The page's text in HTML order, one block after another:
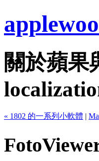
關於蘋果
« 1802 的一系列小軟體 |